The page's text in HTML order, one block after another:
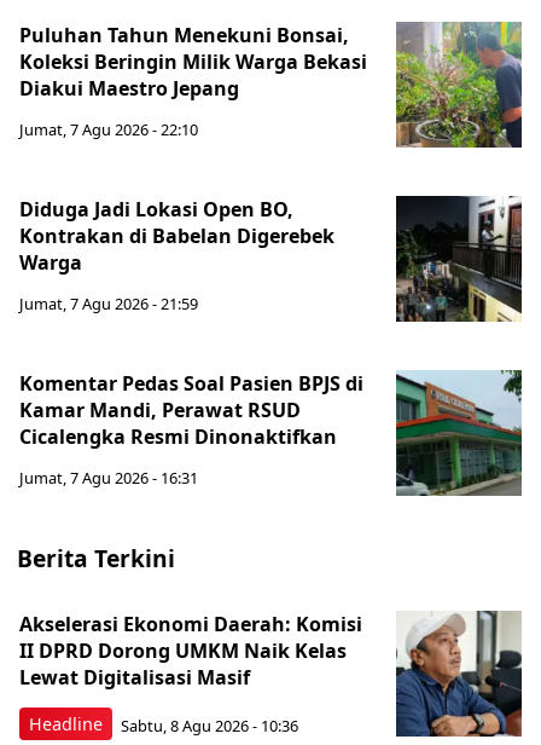
Puluhan Tahun Menekuni Bonsai,
Koleksi Beringin Milik Warga Bekasi
Diakui Maestro Jepang
Jumat, 7 Agu 2026 - 22:10
Diduga Jadi Lokasi Open BO,
Kontrakan di Babelan Digerebek
Warga
Jumat, 7 Agu 2026 - 21:59
Komentar Pedas Soal Pasien BPJS di
Kamar Mandi, Perawat RSUD
Cicalengka Resmi Dinonaktifkan
Jumat, 7 Agu 2026 - 16:31
Berita Terkini
Headline
Akselerasi Ekonomi Daerah: Komisi
II DPRD Dorong UMKM Naik Kelas
Lewat Digitalisasi Masif
Sabtu, 8 Agu 2026 - 10:36